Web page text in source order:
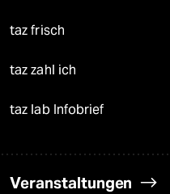
taz frisch
taz zahl ich
taz lab Infobrief
Veranstaltungen